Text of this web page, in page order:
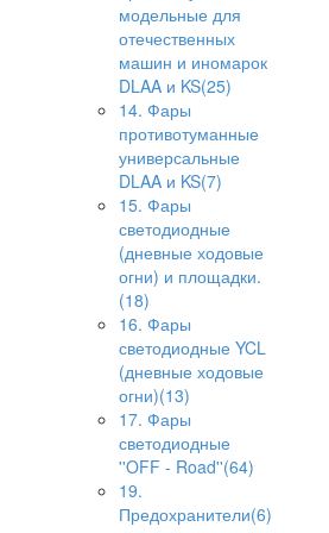
модельные для
отечественных
машин и иномарок
DLAA и KS(25)
14. Фары
противотуманные
универсальные
DLAA и KS(7)
15. Фары
светодиодные
(дневные ходовые
огни) и площадки.
(18)
16. Фары
светодиодные YCL
(дневные ходовые
огни)(13)
17. Фары
светодиодные
''OFF - Road''(64)
19.
Предохранители(6)